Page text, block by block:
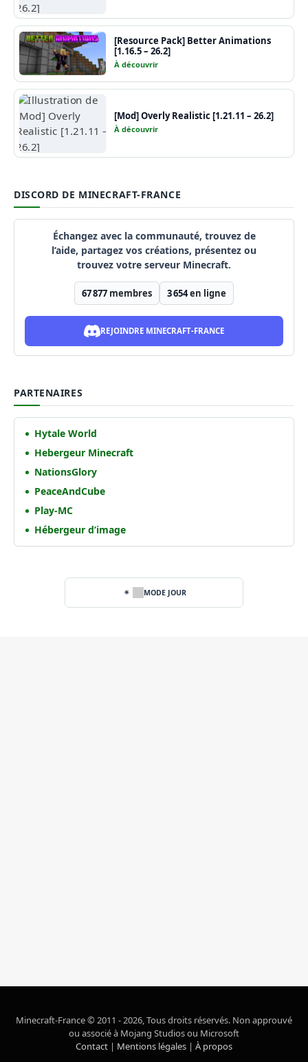
[Resource Pack] Better Animations
[1.16.5 – 26.2]
À découvrir
[Mod] Overly Realistic [1.21.11 – 26.2]
À découvrir
DISCORD DE MINECRAFT-FRANCE
Échangez avec la communauté, trouvez de
l’aide, partagez vos créations, présentez ou
trouvez votre serveur Minecraft.
67 877 membres 3 654en ligne
REJOINDRE MINECRAFT-FRANCE
PARTENAIRES
Hytale World
Hebergeur Minecraft
NationsGlory
PeaceAndCube
Play-MC
Hébergeur d’image
MODE JOUR
Minecraft-France © 2011 - 2026, Tous droits réservés. Non approuvé
ou associé à Mojang Studios ou Microsoft
Contact | Mentions légales | À propos